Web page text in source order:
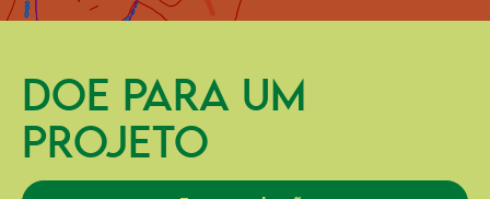
DOE PARA UM
PROJETO